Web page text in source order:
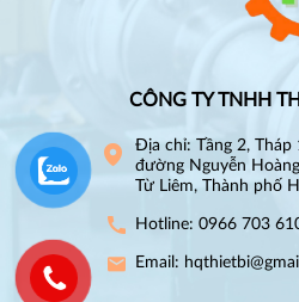
CÔNG TY TNHH
Địa chỉ: Tầng 2, Tháp
đường Nguyễn
Từ Liêm, Thành phố
Hotline: 0966 703
Email: